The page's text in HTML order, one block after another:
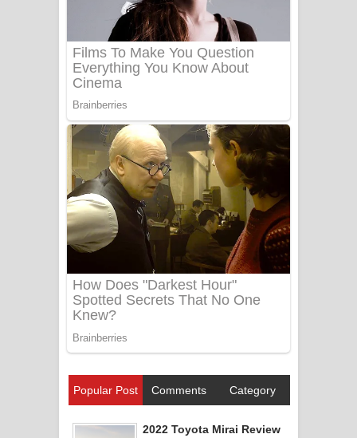
Popular Post Comments Category
2022 Toyota Mirai Review